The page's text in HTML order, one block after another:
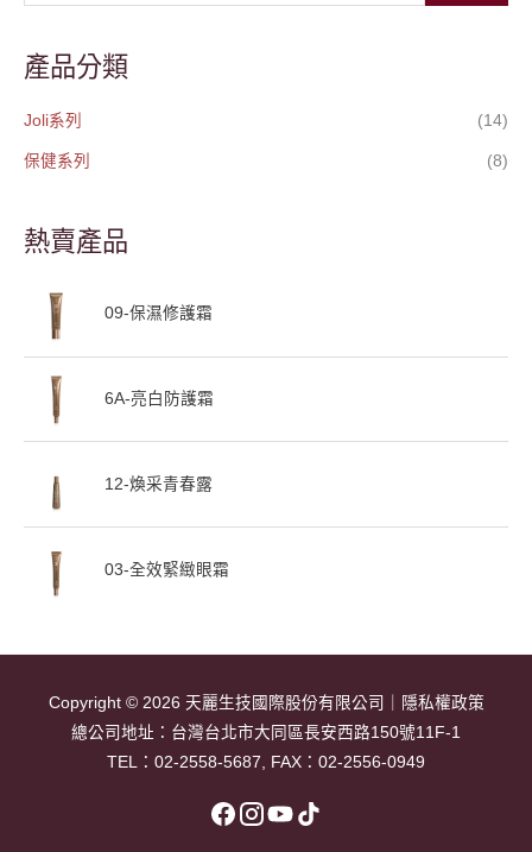
鍵
:產品分類
Joli系列 (14)
保健系列 (8)
熱賣產品
09-保濕修護霜
6A-亮白防護霜
12-煥采青春露
03-全效緊緻眼霜
Copyright © 2026 天麗生技國際股份有限公司
隱私權政策
總公司地址： 台灣台北市大同區長安西路150號11F-1
TEL： 02-2558-5687 , FAX：02-2556-0949